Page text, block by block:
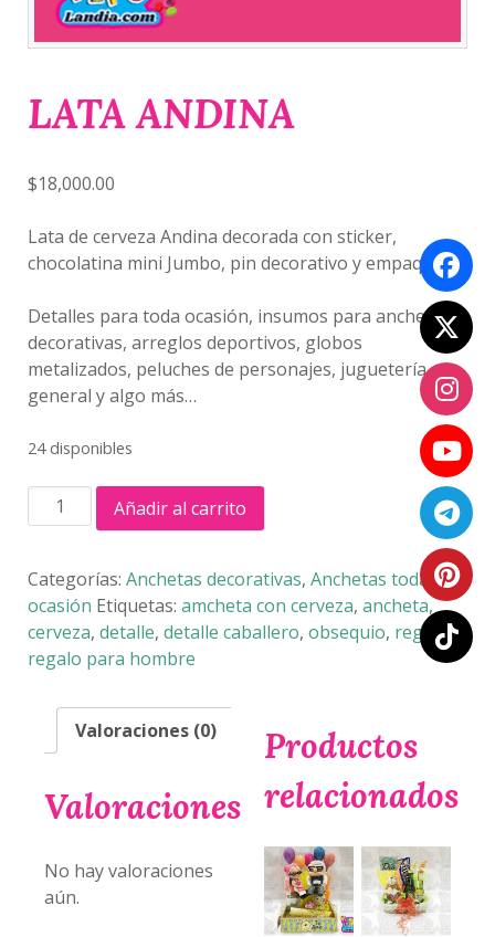
LATA ANDINA
$18,000.00
Lata de cerveza Andina decorada con sticker,
chocolatina mini Jumbo, pin decorativo y empaque.
Detalles para toda ocasión, insumos para anchetas
decorativas, arreglos deportivos, globos
metalizados, peluches de personajes, juguetería
general y algo más…
24 disponibles
LATA
ANDINA
Añadir al carrito
Categorías: Anchetas decorativas, Anchetas toda
ocasión Etiquetas: amcheta con cerveza, ancheta,
cerveza, detalle, detalle caballero, obsequio, regalo,
regalo para hombre
Valoraciones (0)
Valoraciones
No hay valoraciones
aún.
Productos
relacionados